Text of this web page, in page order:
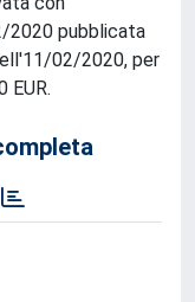
2020 pubblicata
02/2020, per
EUR.